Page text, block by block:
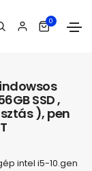
0
SSD ,
), pen
intel i5-10.gen